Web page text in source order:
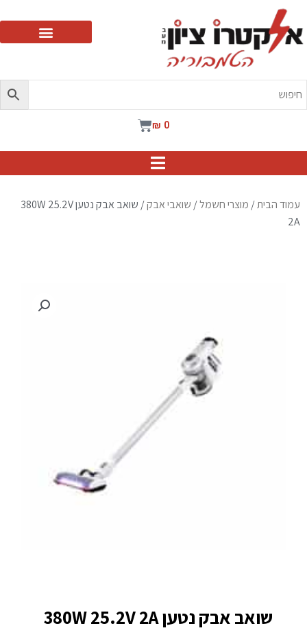
₪ 0
עגלת
עמוד הבית/ מוצרי חשמל/ שואבי אבק
/ שואב אבק נטען 380W 25.2V
2A
שואב אבק נטען 380W 25.2V 2A